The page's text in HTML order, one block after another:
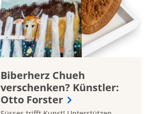
Biberherz Chueh
verschenken? Künstler:
Otto Forster